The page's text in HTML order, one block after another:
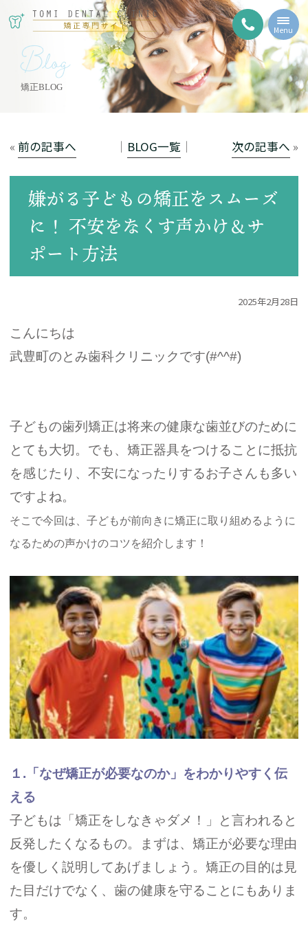
Menu
Blog
矯正BLOG
« 前の記事へ │ BLOG一覧 │ 次の記事へ »
嫌がる子どもの矯正をスムーズ
に！ 不安をなくす声かけ＆サ
ポート方法
2025年2月28日
こんにちは
武豊町のとみ歯科クリニックです(#^^#)
子どもの歯列矯正は将来の健康な歯並びのために
とても大切。 でも、矯正器具をつけることに抵抗
を感じたり、不安になったりするお子さんも多い
ですよね。
そこで今回は、子どもが前向きに矯正に取り組めるように
なるための声かけのコツを紹介します！
１.「なぜ矯正が必要なのか」をわかりやすく伝
える
子どもは「矯正をしなきゃダメ！」と言われると
反発したくなるもの。まずは、矯正が必要な理由
を優しく説明してあげましょう。矯正の目的は見
た目だけでなく、歯の健康を守ることにもありま
す。